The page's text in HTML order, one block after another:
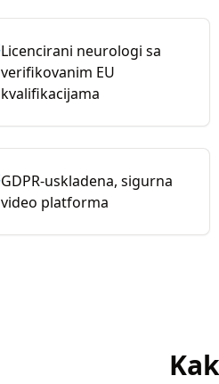
Licencirani neurologi sa
verifikovanim EU
kvalifikacijama
GDPR-uskladena, sigurna
video platforma